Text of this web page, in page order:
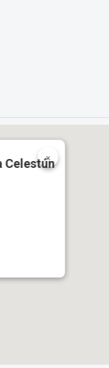
×
Celestún